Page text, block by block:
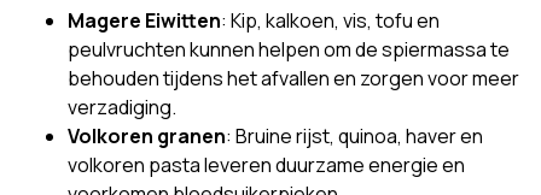
Magere Eiwitten: Kip, kalkoen, vis, tofu en
peulvruchten kunnen helpen om de spiermassa te
behouden tijdens het afvallen en zorgen voor meer
verzadiging.
Volkoren granen: Bruine rijst, quinoa, haver en
volkoren pasta leveren duurzame energie en